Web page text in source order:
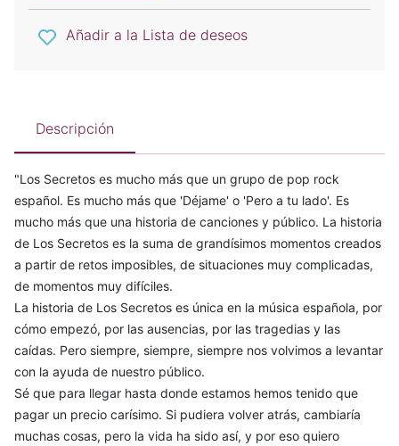
Añadir a la Lista de deseos
Descripción
"Los Secretos es mucho más que un grupo de pop rock
español. Es mucho más que 'Déjame' o 'Pero a tu lado'. Es
mucho más que una historia de canciones y público. La historia
de Los Secretos es la suma de grandísimos momentos creados
a partir de retos imposibles, de situaciones muy complicadas,
de momentos muy difíciles.
La historia de Los Secretos es única en la música española, por
cómo empezó, por las ausencias, por las tragedias y las
caídas. Pero siempre, siempre, siempre nos volvimos a levantar
con la ayuda de nuestro público.
Sé que para llegar hasta donde estamos hemos tenido que
pagar un precio carísimo. Si pudiera volver atrás, cambiaría
muchas cosas, pero la vida ha sido así, y por eso quiero